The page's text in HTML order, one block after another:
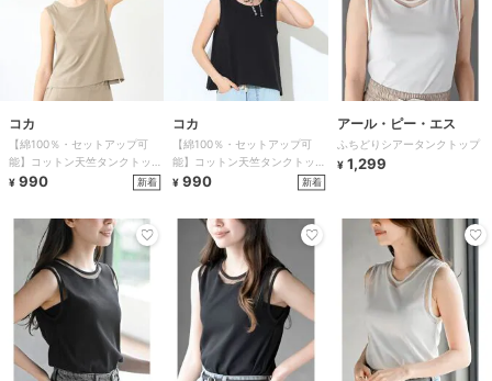
コカ
【綿100％・セットアップ可
能】コットン天竺タンクトップ
全2色
¥ 990 新着
コカ
【綿100％・セットアップ可
能】コットン天竺タンクトップ
全2色
¥ 990 新着
アール・ピー・エス
ふちどりシアータンクトップ
¥ 1,299